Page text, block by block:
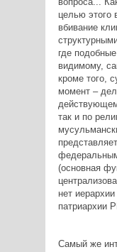
целью этого
вбивание
где
видимому,
кроме того,
момент –
так и по
(основная
нет
патриархии
Самый же